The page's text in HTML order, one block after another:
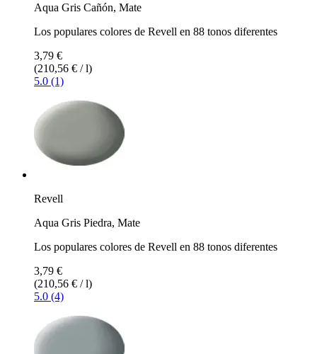
Aqua Gris Cañón, Mate
Los populares colores de Revell en 88 tonos diferentes
3,79 €
(210,56 € / l)
5.0 (1)
Revell
Aqua Gris Piedra, Mate
Los populares colores de Revell en 88 tonos diferentes
3,79 €
(210,56 € / l)
5.0 (4)